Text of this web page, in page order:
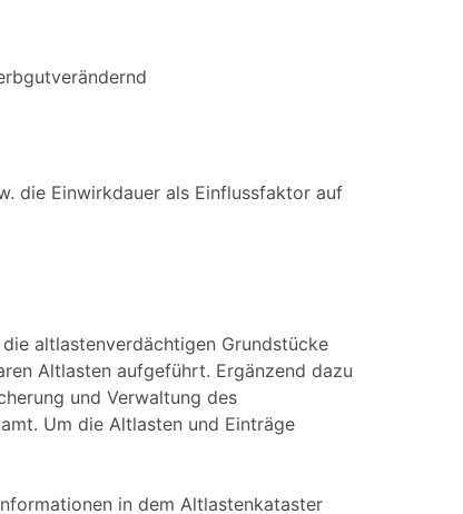
die Einwirkdauer als Einflussfaktor auf
altlastenverdächtigen Grundstücke
Altlasten aufgeführt. Ergänzend dazu
und Verwaltung des
Um die Altlasten und Einträge
in dem Altlastenkataster